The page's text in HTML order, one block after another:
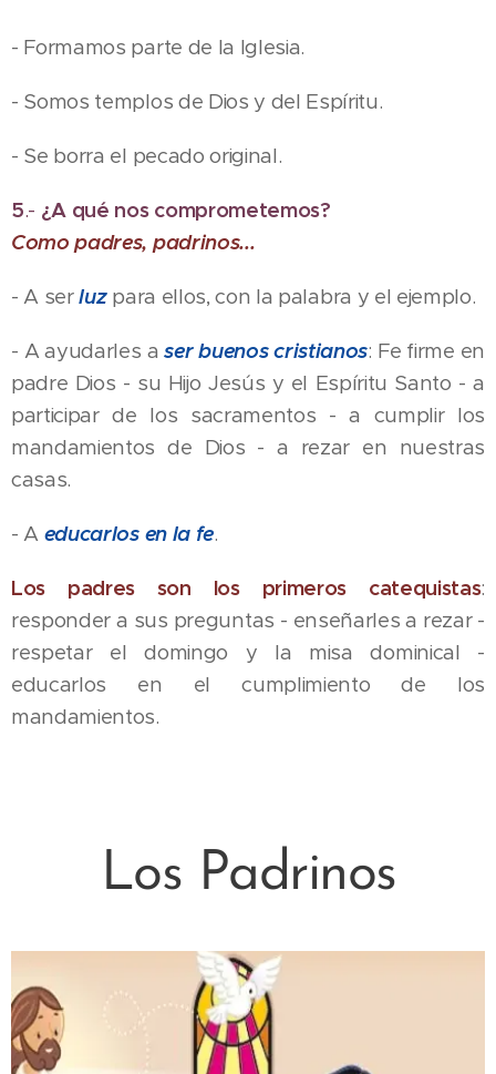
- Formamos parte de la Iglesia.
- Somos templos de Dios y del Espíritu.
- Se borra el pecado original.
5.- ¿A qué nos comprometemos?
Como padres, padrinos...
- A serluz para ellos, con la palabra y el ejemplo.
- A ayudarles aser buenos cristianos: Fe firme en
padre Dios - su Hijo Jesús y el Espíritu Santo - a
participar de los sacramentos - a cumplir los
mandamientos de Dios - a rezar en nuestras
casas.
- A educarlos en la fe.
Los padres son los primeros catequistas:
responder a sus preguntas - enseñarles a rezar -
respetar el domingo y la misa dominical -
educarlos en el cumplimiento de los
mandamientos.
Los Padrinos